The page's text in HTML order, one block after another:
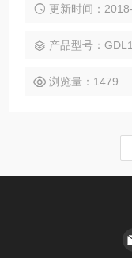
的在线式混合机械
转子组合*能满足产
更新时间：
产品型号：
浏览量：1479